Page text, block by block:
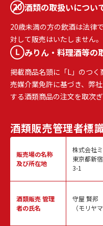
酒類の取扱いについ
20歳未満の方の飲酒は法律
対して販売はいたしません。
みりん・料理酒等の
掲載商品名頭に「L」のつ
売媒介業免許に基づき、弊
する酒類商品の注文を取次ぎ
酒類販売管理者標
販売場の名称
及び所在地
酒類販売管理
者の氏名
株式会社
東京都新
3-1
守屋 賢邦
（モリヤ